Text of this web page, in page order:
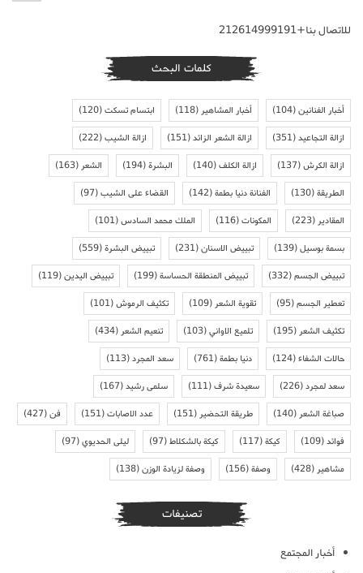
للاتصال بنا+212614999191
كلمات البحث
أخبار الفنانين(104) أخبار المشاهير(118) ابتسام تسكت(120)
ازالة التجاعيد(351) ازالة الشعر الزائد(151) ازالة الشيب(222)
ازالة الكرش(137) ازالة الكلف(140) البشرة(194) الشعر(163)
الطريقة(130) الفنانة دنيا بطمة(142) القضاء على الشيب(97)
المقادير(223) المكونات(116) الملك محمد السادس(101)
بسمة بوسيل(139) تبييض الاسنان(231) تبييض البشرة(559)
تبييض الجسم(332) تبييض المنطقة الحساسة(199) تبييض اليدين(119)
تعطير الجسم(95) تقوية الشعر(109) تكثيف الرموش(101)
تكثيف الشعر(195) تلميع الاواني(103) تنعيم الشعر(434)
حالات الشفاء(124) دنيا بطمة(761) سعد المجرد(113)
سعد لمجرد(226) سعيدة شرف(111) سلمى رشيد(167)
صباغة الشعر(140) طريقة التحضير(151) عدد الاصابات(151) فن(427)
فوائد(109) كيكة(117) كيكة بالشكلاط(97) ليلى الحديوي(97)
مشاهير(428) وصفة(156) وصفة لزيادة الوزن(138)
تصنيفات
أخبار المجتمع